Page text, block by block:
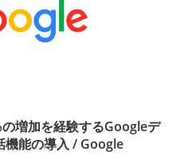
増加を経験するGoogleデ
機能の導入 / Google